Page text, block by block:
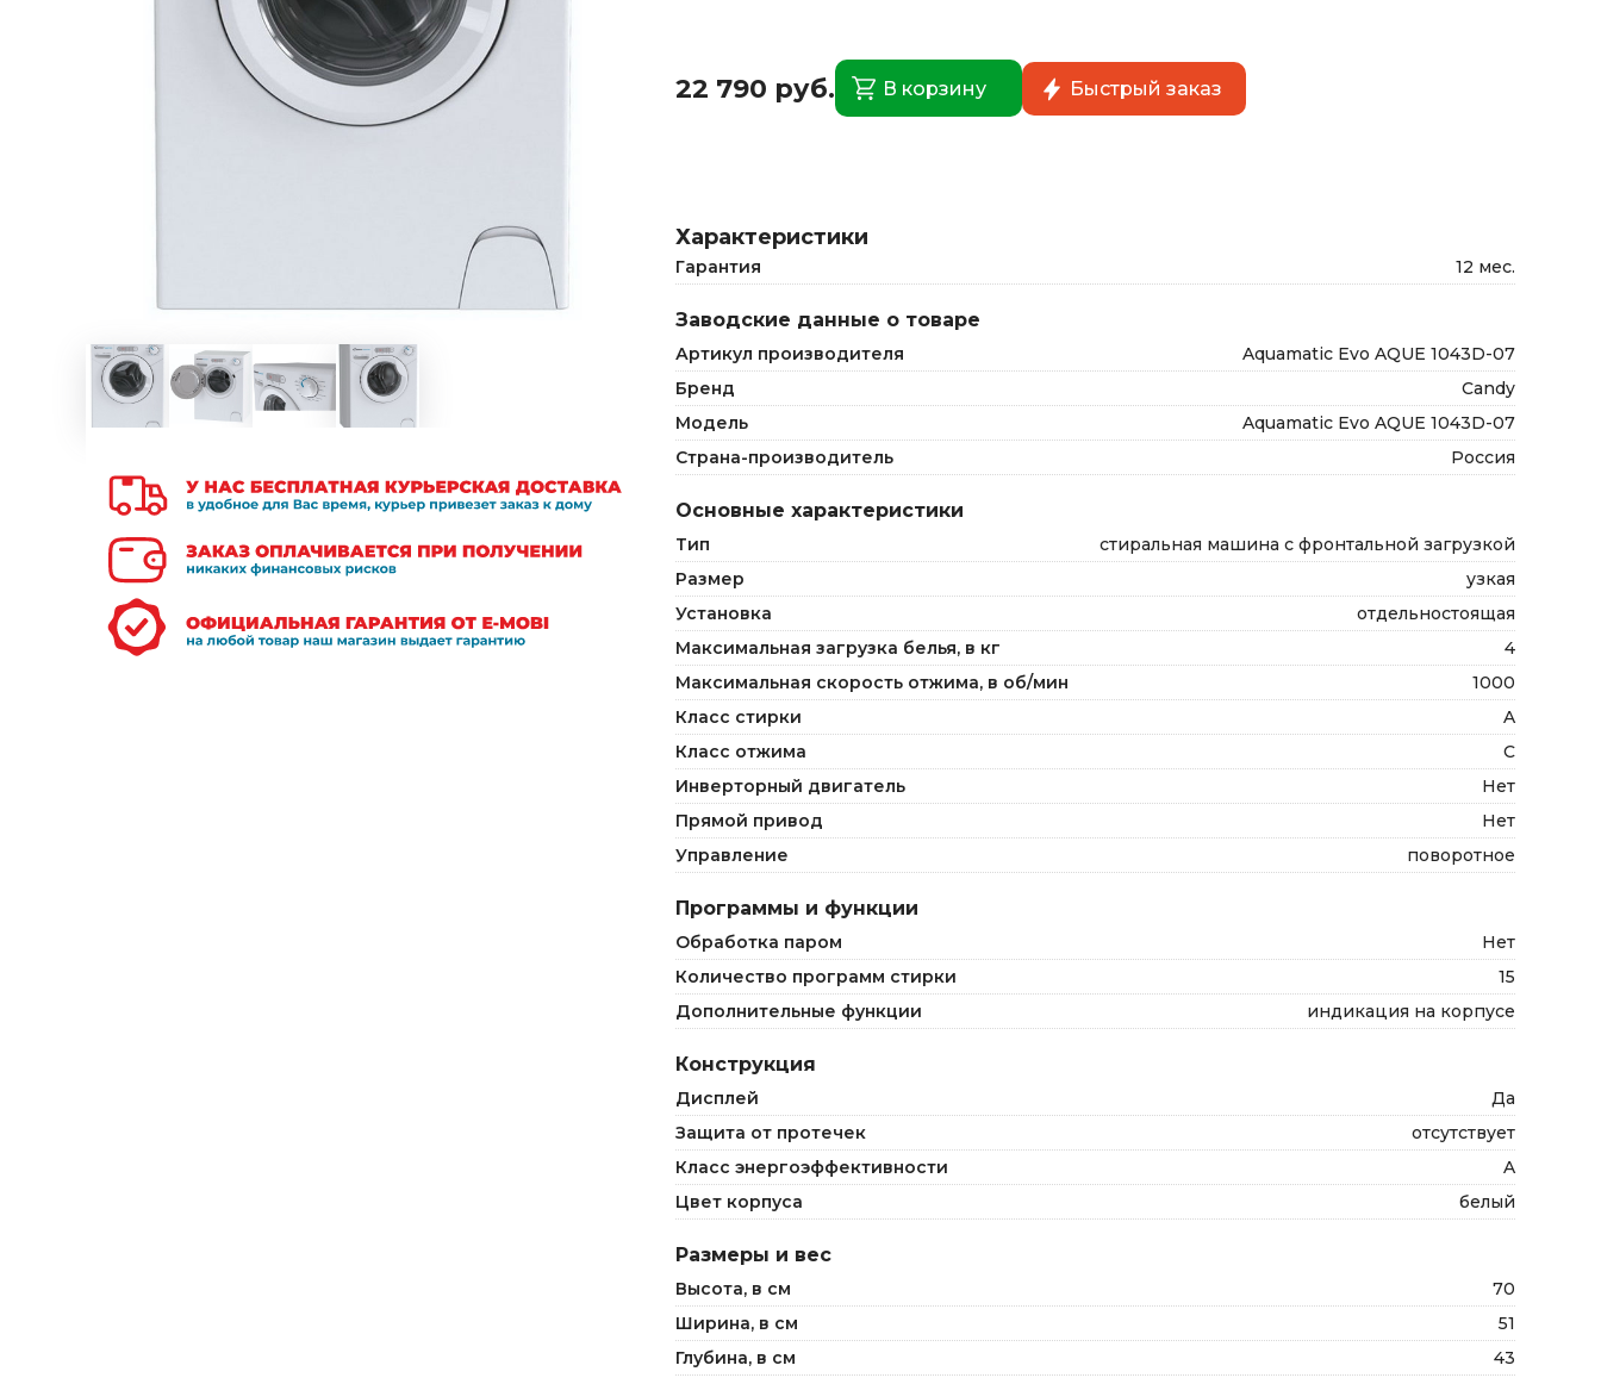
22 790 руб. В корзину Быстрый заказ
Характеристики
Гарантия 12 мес.
Заводские данные о товаре
Артикул производителя
Aquamatic Evo AQUE 1043D-07
Бренд
Candy
Модель
Aquamatic Evo AQUE 1043D-07
Страна-производитель
Россия
Основные характеристики
Тип
стиральная машина с фронтальной загрузкой
Размер
узкая
Установка
отдельностоящая
Максимальная загрузка белья, в кг
4
Максимальная скорость отжима, в об/мин
1000
Класс стирки
A
Класс отжима
C
Инверторный двигатель
Нет
Прямой привод
Нет
Управление
поворотное
Программы и функции
Обработка паром
Нет
Количество программ стирки
15
Дополнительные функции
индикация на корпусе
Конструкция
Дисплей
Да
Защита от протечек
отсутствует
Класс энергоэффективности
A
Цвет корпуса
белый
Размеры и вес
Высота, в см
70
Ширина, в см
51
Глубина, в см
43